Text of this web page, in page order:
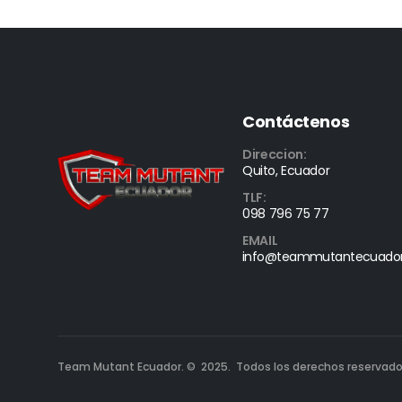
Contáctenos
Direccion:
Quito, Ecuador
TLF:
098 796 75 77
EMAIL
Team Mutant Ecuador. © 2025. Todos los derechos